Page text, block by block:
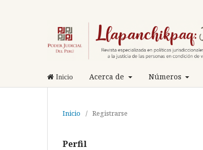
Inicio Acerca de Números
Inicio / Registrarse
Perfil